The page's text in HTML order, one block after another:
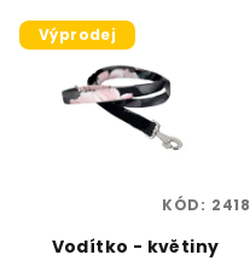
Výprodej
Vodítko - květiny
KÓD: 2418